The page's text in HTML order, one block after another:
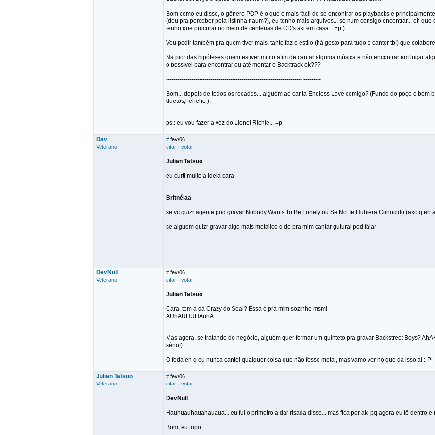
Bom como eu disse, o gênero POP é o que é mais fácil de se encontrar os playbacks e
(deu pra perceber pela listinha naum?), eu tenho mais arquivos... só num consigo encontrar... eh
tenho que procurar no meio de centenas de CD's aki em casa... =p ).
Vou pedir também pra quem tiver mais, tanto faz o estilo (há gosto para tudo e cantor tb!) que
Na pior das hipóteses quem estiver muito afim de cantar alguma música e não encontrar em lugar
o possível para encontrar ou até montar o Backtrack ok???
---------------------------------------------------------------------- ---------
Bom... depois de todos os recados... alguém ae canta Endless Love comigo? (Fundo do poço e bem
duetos,hehehe ).
ps.: eu vou fazer a voz do Lionel Richie... =p
Dav
Veterano
# fev/06
citar · votar
Julian Tatsuo
eu curti muito a ideia cara
Britnéiaa
se vc quizr agente pod gravar Nobody Wants To Be Lonely ou Se No Te Hubiera Conocido (axo q eh
se alguem quizr gravar algo mais metalico q de pra mim cantar gutural pod falar
DevNull
Veterano
# fev/06
citar · votar
Julian Tatsuo
Cara, tem a da Crazy do Seal? Essa é pra mim sozinho msm!
AUhAUHUHAuhA
Mas agora, se tratando do negócio, alguém quer formar um quinteto pra gravar Backstreet Boys?
sério!)
O foda eh q eu nunca cantei qualquer coisa que não fosse metal, mas vamo ver no que dá isso aí :-P
Julian Tatsuo
Veterano
# fev/06
citar · votar
DevNull
Hauhuauhauahauaua... eu fui o primeiro a dar risada disso... mas fica por aki pq agora eu tô dentro e
Bom, eu topo.